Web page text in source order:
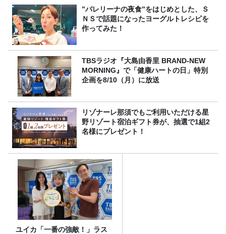
”バレリーナの夜食”をはじめとした、Ｓ
ＮＳで話題になったヨーグルトレシピを
作ってみた！
TBSラジオ『大島由香里 BRAND-NEW
MORNING』で「健康ハートの日」特別
企画を8/10（月）に放送
リゾナーレ那須でもご利用いただける星
野リゾート宿泊ギフト券が、抽選で1組2
名様にプレゼント！
ユイカ「一番の強敵！」ラス